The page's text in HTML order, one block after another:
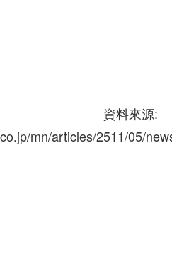
資料來源:
mn/articles/2511/05/